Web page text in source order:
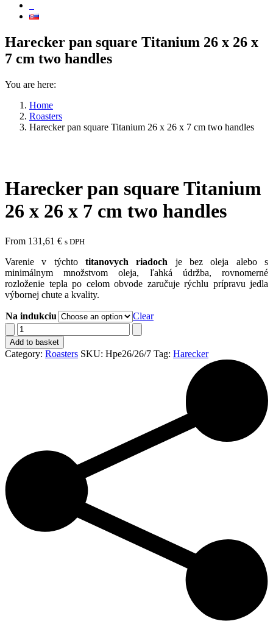
Harecker pan square Titanium 26 x 26 x
7 cm two handles
You are here:
Home
Roasters
Harecker pan square Titanium 26 x 26 x 7 cm two handles
Harecker pan square Titanium
26 x 26 x 7 cm two handles
From 131,61 € s DPH
Varenie v týchto titanovych riadoch je bez oleja alebo s
minimálnym množstvom oleja, ľahká údržba, rovnomerné
rozloženie tepla po celom obvode zaručuje rýchlu prípravu jedla
výbornej chute a kvality.
Na indukciu
Clear
Harecker
pan
square
Titanium
quantity
Add to basket
Category: Roasters SKU: Hpe26/26/7 Tag: Harecker